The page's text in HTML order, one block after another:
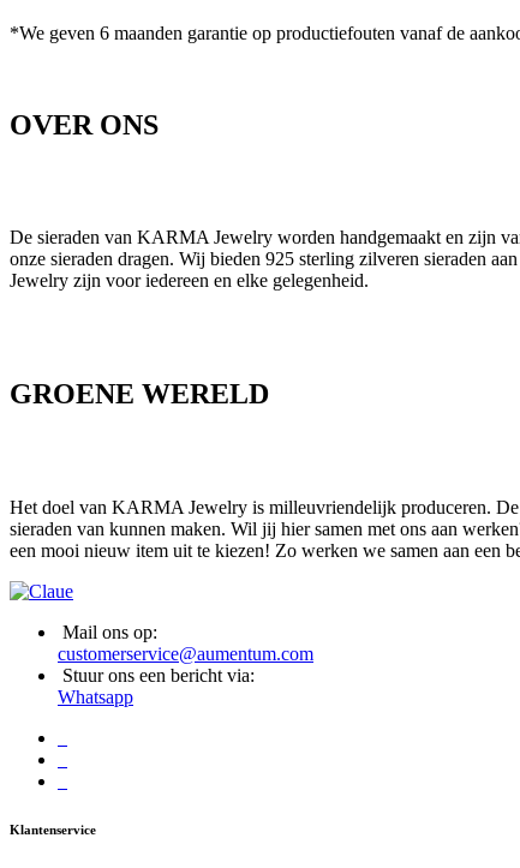
*We geven 6 maanden garantie op productiefouten vanaf de
OVER ONS
De sieraden van KARMA Jewelry worden handgemaakt en zijn
onze sieraden dragen. Wij bieden 925 sterling zilveren sieraden
Jewelry zijn voor iedereen en elke gelegenheid.
GROENE WERELD
Het doel van KARMA Jewelry is milleuvriendelijk produceren.
sieraden van kunnen maken. Wil jij hier samen met ons aan
een mooi nieuw item uit te kiezen! Zo werken we samen aan een
Mail ons op:
customerservice@aumentum.com
Stuur ons een bericht via:
Whatsapp
Klantenservice